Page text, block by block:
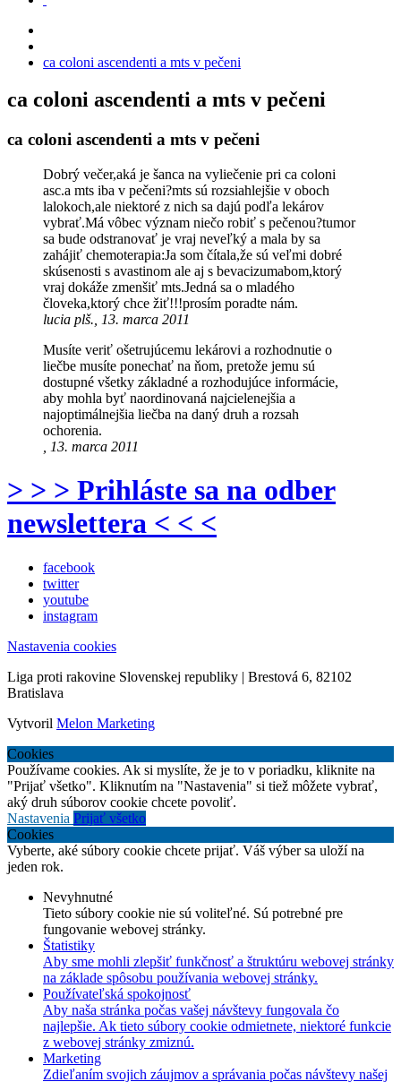
ca coloni ascendenti a mts v pečeni
ca coloni ascendenti a mts v pečeni
ca coloni ascendenti a mts v pečeni
Dobrý večer,aká je šanca na vyliečenie pri ca coloni
asc.a mts iba v pečeni?mts sú rozsiahlejšie v oboch
lalokoch,ale niektoré z nich sa dajú podľa lekárov
vybrať.Má vôbec význam niečo robiť s pečenou?tumor
sa bude odstranovať je vraj neveľký a mala by sa
zahájiť chemoterapia:Ja som čítala,že sú veľmi dobré
skúsenosti s avastinom ale aj s bevacizumabom,ktorý
vraj dokáže zmenšiť mts.Jedná sa o mladého
človeka,ktorý chce žiť!!!prosím poradte nám.
lucia plš., 13. marca 2011
Musíte veriť ošetrujúcemu lekárovi a rozhodnutie o
liečbe musíte ponechať na ňom, pretože jemu sú
dostupné všetky základné a rozhodujúce informácie,
aby mohla byť naordinovaná najcielenejšia a
najoptimálnejšia liečba na daný druh a rozsah
ochorenia.
, 13. marca 2011
> > > Prihláste sa na odber
newslettera < < <
facebook
twitter
youtube
instagram
Nastavenia cookies
Liga proti rakovine Slovenskej republiky | Brestová 6, 82102
Bratislava
Vytvoril Melon Marketing
Cookies
Používame cookies. Ak si myslíte, že je to v poriadku, kliknite na
"Prijať všetko". Kliknutím na "Nastavenia" si tiež môžete vybrať,
aký druh súborov cookie chcete povoliť.
Nastavenia Prijať všetko
Cookies
Vyberte, aké súbory cookie chcete prijať. Váš výber sa uloží na
jeden rok.
Nevyhnutné
Tieto súbory cookie nie sú voliteľné. Sú potrebné pre
fungovanie webovej stránky.
Štatistiky
Aby sme mohli zlepšiť funkčnosť a štruktúru webovej stránky
na základe spôsobu používania webovej stránky.
Používateľská spokojnosť
Aby naša stránka počas vašej návštevy fungovala čo
najlepšie. Ak tieto súbory cookie odmietnete, niektoré funkcie
z webovej stránky zmiznú.
Marketing
Zdieľaním svojich záujmov a správania počas návštevy našej